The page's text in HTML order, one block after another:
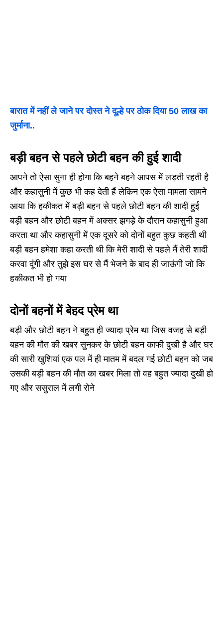
बारात में नहीं ले जाने पर दोस्त ने दूल्हे पर ठोक दिया 50 लाख का
जुर्माना..
बड़ी बहन से पहले छोटी बहन की हुई शादी
आपने तो ऐसा सुना ही होगा कि बहने बहने आपस में लड़ती रहती है
और कहासुनी में कुछ भी कह देती हैं लेकिन एक ऐसा मामला सामने
आया कि हकीकत में बड़ी बहन से पहले छोटी बहन की शादी हुई
बड़ी बहन और छोटी बहन में अक्सर झगड़े के दौरान कहासुनी हुआ
करता था और कहासुनी में एक दूसरे को दोनों बहुत कुछ कहती थी
बड़ी बहन हमेशा कहा करती थी कि मेरी शादी से पहले मैं तेरी शादी
करवा दूंगी और तुझे इस घर से मैं भेजने के बाद ही जाऊंगी जो कि
हकीकत भी हो गया
दोनों बहनों में बेहद प्रेम था
बड़ी और छोटी बहन ने बहुत ही ज्यादा प्रेम था जिस वजह से बड़ी
बहन की मौत की खबर सुनकर के छोटी बहन काफी दुखी है और घर
की सारी खुशियां एक पल में ही मातम में बदल गई छोटी बहन को जब
उसकी बड़ी बहन की मौत का खबर मिला तो वह बहुत ज्यादा दुखी हो
गए और ससुराल में लगी रोने